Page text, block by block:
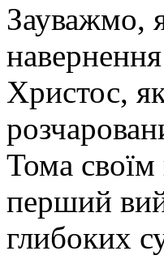
Зауважмо,
Христос,
Тома своїм
перший
глибоких